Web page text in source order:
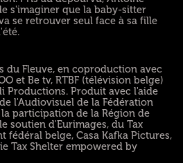
s'imaginer que la baby-sitter
se retrouver seul face à sa fille
du Fleuve, en coproduction avec
et Be tv, RTBF (télévision belge)
Productions. Produit avec l'aide
l'Audiovisuel de la Fédération
participation de la Région de
soutien d'Eurimages, du Tax
fédéral belge, Casa Kafka Pictures,
Tax Shelter empowered by